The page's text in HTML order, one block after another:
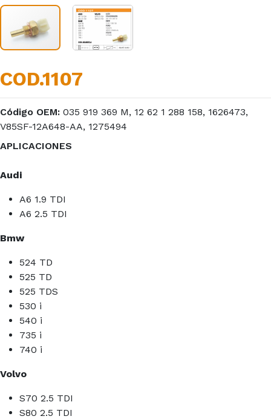
COD.1107
Código OEM: 035 919 369 M, 12 62 1 288 158, 1626473,
V85SF-12A648-AA, 1275494
APLICACIONES
Audi
A6 1.9 TDI
A6 2.5 TDI
Bmw
524 TD
525 TD
525 TDS
530 i
540 i
735 i
740 i
Volvo
S70 2.5 TDI
S80 2.5 TDI